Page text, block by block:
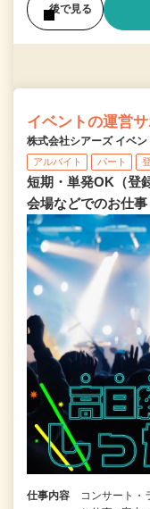
後で見る
イベントの運営
株式会社シアーズ イベ
アルバイト パート
短期・単発OK（登
会場などでのお仕事
仕事内容
コンサート・